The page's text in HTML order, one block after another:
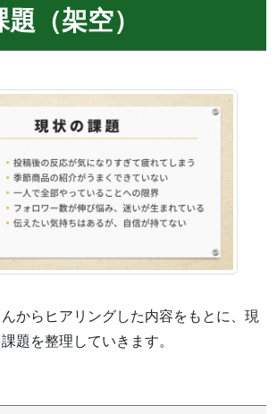
（架空）
からヒアリングした内容をもとに、現
題を整理していきます。